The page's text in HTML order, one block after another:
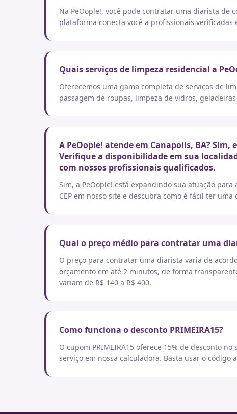
Na PeOople!, você pode contratar uma diarista de
plataforma conecta você a profissionais
Quais serviços de limpeza residencial a
Oferecemos uma gama completa de serviços de
passagem de roupas, limpeza de vidros,
A PeOople! atende em Canapolis, BA?
Verifique a disponibilidade em sua
com nossos profissionais qualificados.
Sim, a PeOople! está expandindo sua atuação
CEP em nosso site e descubra como é fácil ter
Qual o preço médio para contratar uma
O preço para contratar uma diarista varia de
orçamento em até 2 minutos, de forma
variam de R$ 140 a R$ 400.
Como funciona o desconto PRIMEIRA15?
O cupom PRIMEIRA15 oferece 15% de desconto
serviço em nossa calculadora. Basta usar o código